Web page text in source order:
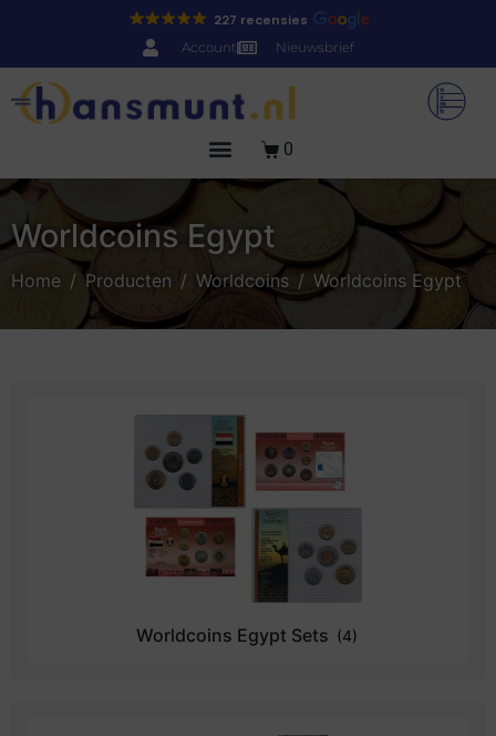
227 recensies
Account Nieuwsbrief
0
Worldcoins Egypt
Home Producten Worldcoins Worldcoins Egypt
Worldcoins Egypt Sets (4)